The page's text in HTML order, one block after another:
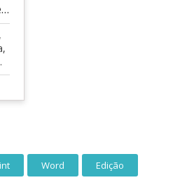
Canal sobre filmes (Weslley Alves)
Word Edição